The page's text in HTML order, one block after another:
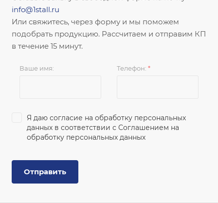
info@1stall.ru
Или свяжитесь, через форму и мы поможем
подобрать продукцию. Рассчитаем и отправим КП
в течение 15 минут.
Ваше имя: Телефон: *
Я даю согласие на обработку персональных
данных в соответствии с Соглашением на
обработку персональных данных
Отправить